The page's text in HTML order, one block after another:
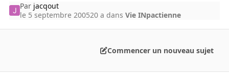
Par jacqout
le 5 septembre 200520 a dansVie INpactienne
Commencer un nouveau sujet